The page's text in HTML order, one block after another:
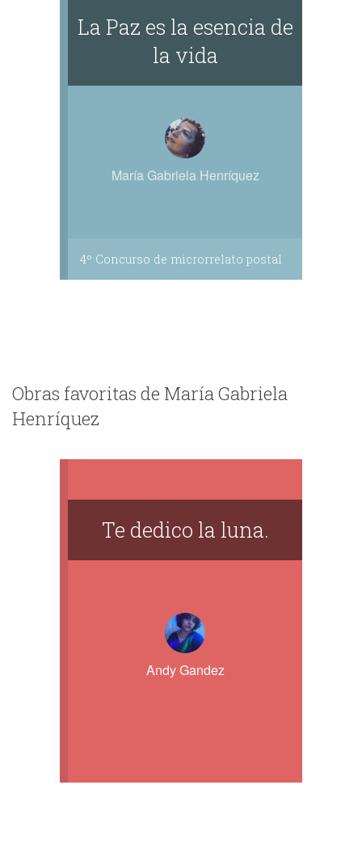
La Paz es la esencia de
la vida
María Gabriela Henríquez
4º Concurso de microrrelato postal
Obras favoritas de María Gabriela
Henríquez
Te dedico la luna.
Andy Gandez